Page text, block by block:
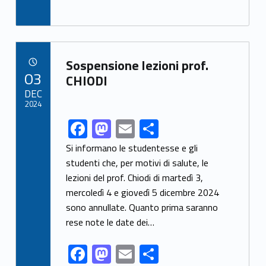
kac
e
b
o
o
as
to
d
o
m
ai
l
ar
e
Link identifier archive #link-archive-69864
Sospensione lezioni prof.
CHIODI
Link identifier share facebook archive #share-link-archive-18997F
ac
e
b
o
o
k
M
as
to
d
o
n
E
m
ai
l
S
h
ar
e
Si informano le studentesse e gli
studenti che, per motivi di salute, le
lezioni del prof. Chiodi di martedì 3,
mercoledì 4 e giovedì 5 dicembre 2024
sono annullate. Quanto prima saranno
rese note le date dei…
F M E S
03
DEC
2024